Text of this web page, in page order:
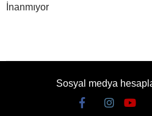
İnanmıyor
Sosyal medya